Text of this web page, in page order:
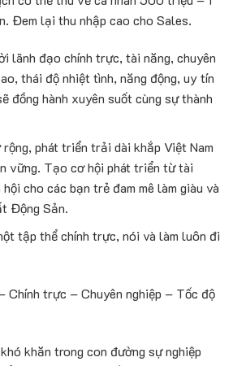
Đem lại thu nhập cao cho Sales.
lãnh đạo chính trực, tài năng, chuyên
thái độ nhiệt tình, năng động, uy tín
đồng hành xuyên suốt cùng sự thành
phát triển trải dài khắp Việt Nam
vững. Tạo cơ hội phát triển từ tài
cho các bạn trẻ đam mê làm giàu và
Động Sản.
tập thể chính trực, nói và làm luôn đi
trực – Chuyên nghiệp – Tốc độ
khăn trong con đường sự nghiệp